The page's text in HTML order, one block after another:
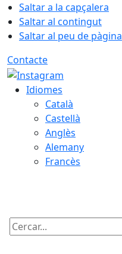
Saltar a la capçalera
Saltar al contingut
Saltar al peu de pàgina
Contacte
Idiomes
Català
Castellà
Anglès
Alemany
Francès
Cercar: